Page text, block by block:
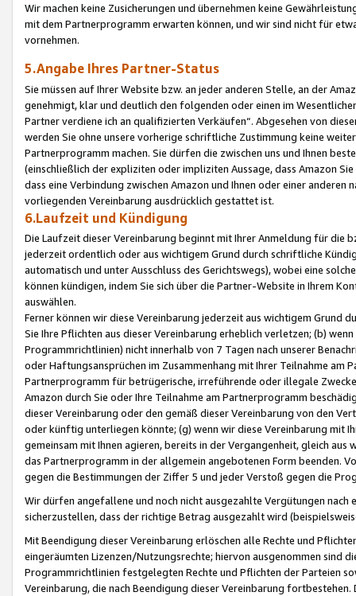
Wir machen keine Zusicherungen und übernehmen keine
mit dem Partnerprogramm erwarten können, und wir sind nicht für
vornehmen.
5.Angabe Ihres Partner-Status
Sie müssen auf Ihrer Website bzw. an jeder anderen Stelle, an der
genehmigt, klar und deutlich den folgenden oder einen im
Partner verdiene ich an qualifizierten Verkäufen“. Abgesehen von
werden Sie ohne unsere vorherige schriftliche Zustimmung keine
Partnerprogramm machen. Sie dürfen die zwischen uns und Ihnen
(einschließlich der expliziten oder impliziten Aussage, dass Amazon
dass eine Verbindung zwischen Amazon und Ihnen oder einer
vorliegenden Vereinbarung ausdrücklich gestattet ist.
6.Laufzeit und Kündigung
Die Laufzeit dieser Vereinbarung beginnt mit Ihrer Anmeldung für die
jederzeit ordentlich oder aus wichtigem Grund durch schriftliche
automatisch und unter Ausschluss des Gerichtswegs), wobei eine
können kündigen, indem Sie sich über die Partner-Website in Ihrem
auswählen.
Ferner können wir diese Vereinbarung jederzeit aus wichtigem Grund
Sie Ihre Pflichten aus dieser Vereinbarung erheblich verletzen; (b)
Programmrichtlinien) nicht innerhalb von 7 Tagen nach unserer
oder Haftungsansprüchen im Zusammenhang mit Ihrer Teilnahme am
Partnerprogramm für betrügerische, irreführende oder illegale
Amazon durch Sie oder Ihre Teilnahme am Partnerprogramm
dieser Vereinbarung oder den gemäß dieser Vereinbarung von den
oder künftig unterliegen könnte; (g) wenn wir diese Vereinbarung mit
gemeinsam mit Ihnen agieren, bereits in der Vergangenheit, gleich
das Partnerprogramm in der allgemein angebotenen Form beenden.
gegen die Bestimmungen der Ziffer 5 und jeder Verstoß gegen die
Wir dürfen angefallene und noch nicht ausgezahlte Vergütungen
sicherzustellen, dass der richtige Betrag ausgezahlt wird
Mit Beendigung dieser Vereinbarung erlöschen alle Rechte und
eingeräumten Lizenzen/Nutzungsrechte; hiervon ausgenommen sind
Programmrichtlinien festgelegten Rechte und Pflichten der Parteien
Vereinbarung, die nach Beendigung dieser Vereinbarung